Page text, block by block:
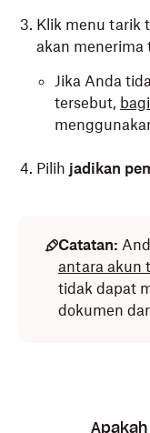
Klik menu tarik
akan menerima
Jika Anda
tersebut,
Pilih jadikan
Catatan:
antara akun
tidak dapat
dokumen